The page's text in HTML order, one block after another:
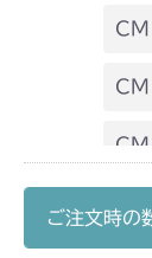
ご注文時の